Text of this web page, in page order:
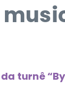
turnê